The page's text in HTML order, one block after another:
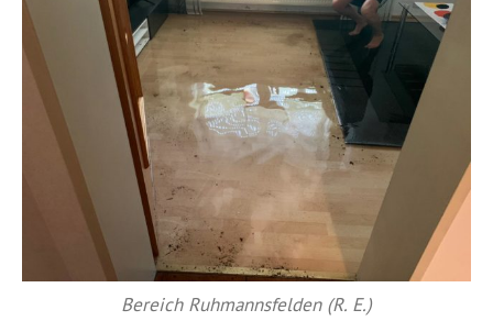
Bereich Ruhmannsfelden (R. E.)